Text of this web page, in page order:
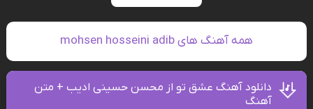
همه آهنگ های mohsen hosseini adib
دانلود آهنگ عشق تو‌ از محسن حسینی ادیب + متن
آهنگ